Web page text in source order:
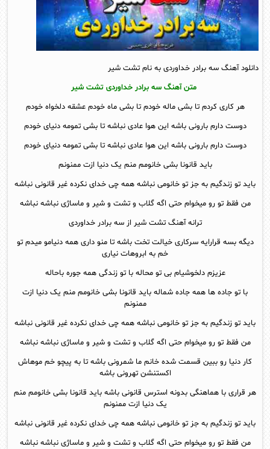
دانلود آهنگ سه برادر خداوردی به نام تشت شیر
متن آهنگ سه برادر خداوردی تشت شیر
هر کاری کردم تا بشی ماله خودم تا بشی ماه خودم عشقه دلخواه خودم
دوست دارم بارونی باشه این هوا عادی نباشه تا بشی تمومه دنیای خودم
دوست دارم بارونی باشه این هوا عادی نباشه تا بشی تمومه دنیای خودم
باید قانونا بشی خانومم منم یک دنیا ازت ممنونم
باید تو زندگیم به جز تو خانومی نباشه همه چی خدای نکرده غیر قانونی نباشه
من فقط تو رو میخوام حتی اگه گلاب و تشت و شیر و ماساژی نباشه نباشه
ترانه آهنگ تشت شیر از سه برادر خداوردی
دیگه بسه قرارایه سرکاری خیالت تخت باشه تا منو داری همه دنیامو میدم تو
خم به ابروهات نیاری
عزیزم دلخوشیام بی تو محاله با تو زندگی همه جوره باحاله
با تو جاده ها همه جاده شماله باید قانونا بشی خانومم منم یک دنیا ازت
ممنونم
باید تو زندگیم به جز تو خانومی نباشه همه چی خدای نکرده غیر قانونی نباشه
من فقط تو رو میخوام حتی اگه گلاب و تشت و شیر و ماساژی نباشه نباشه
کار دنیا رو ببین قسمت شده خانم ما شمرونی باشه تا به پیچو خم موهاش
اکستنشن تهرونی باشه
هر قراری با هماهنگی بدونه استرس قانونی باشه باید قانونا بشی خانومم منم
یک دنیا ازت ممنونم
باید تو زندگیم به جز تو خانومی نباشه همه چی خدای نکرده غیر قانونی نباشه
من فقط تو رو میخوام حتی اگه گلاب و تشت و شیر و ماساژی نباشه نباشه